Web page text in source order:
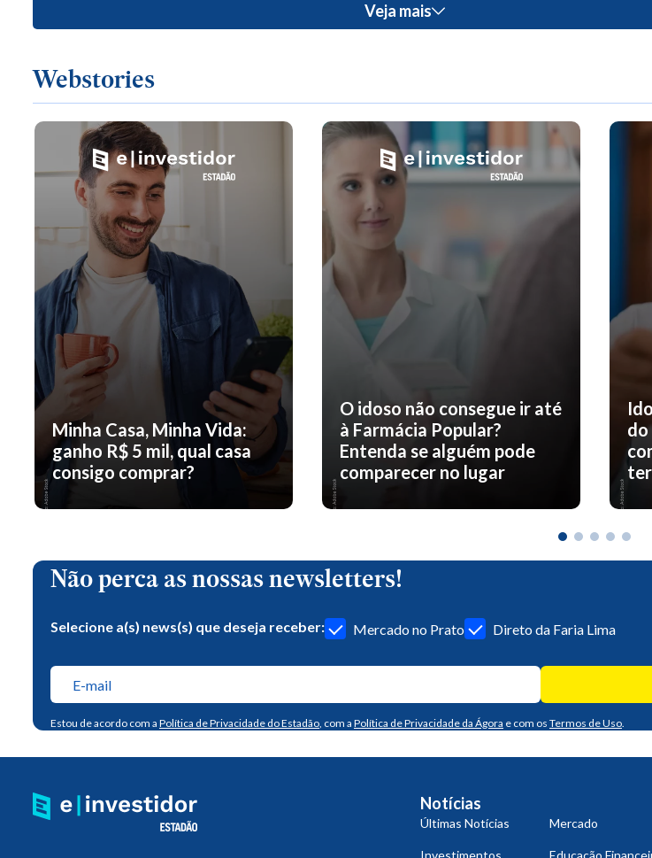
Veja mais
Webstories
Minha Casa, Minha Vida:
ganho R$ 5 mil, qual casa
consigo comprar?
O idoso não consegue ir até
à Farmácia Popular?
Entenda se alguém pode
comparecer no lugar
do
Não perca as nossas newsletters!
Selecione a(s) news(s) que deseja receber: Mercado no Prato Direto da Faria Lima
Estou de acordo com a Política de Privacidade do Estadão, com a Política de Privacidade da Ágora e com os Termos de Uso.
Notícias
Últimas Notícias Mercado
Investimentos Educação